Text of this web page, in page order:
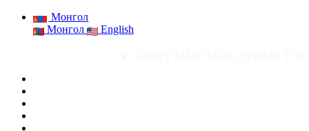
Монгол
Монгол
English